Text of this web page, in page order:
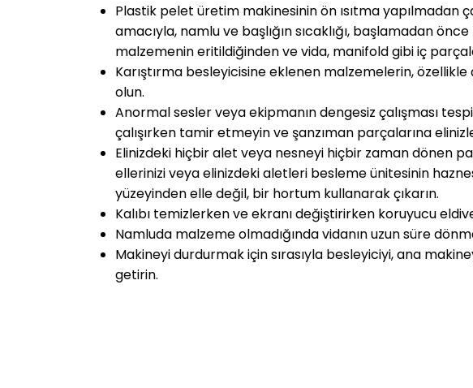
Plastik pelet üretim makinesinin ön ısıtma yapılmadan
amacıyla, namlu ve başlığın sıcaklığı, başlamadan
malzemenin eritildiğinden ve vida, manifold gibi iç
Karıştırma besleyicisine eklenen malzemelerin,
olun.
Anormal sesler veya ekipmanın dengesiz çalışması
çalışırken tamir etmeyin ve şanzıman parçalarına
Elinizdeki hiçbir alet veya nesneyi hiçbir zaman dönen
ellerinizi veya elinizdeki aletleri besleme ünitesinin
yüzeyinden elle değil, bir hortum kullanarak çıkarın.
Kalıbı temizlerken ve ekranı değiştirirken koruyucu
Namluda malzeme olmadığında vidanın uzun süre
Makineyi durdurmak için sırasıyla besleyiciyi, ana
getirin.